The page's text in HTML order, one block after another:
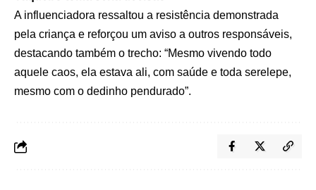
A influenciadora ressaltou a resistência demonstrada
pela criança e reforçou um aviso a outros responsáveis,
destacando também o trecho: “Mesmo vivendo todo
aquele caos, ela estava ali, com saúde e toda serelepe,
mesmo com o dedinho pendurado”.